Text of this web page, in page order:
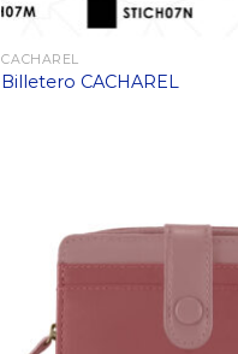
CACHAREL
Billetero CACHAREL